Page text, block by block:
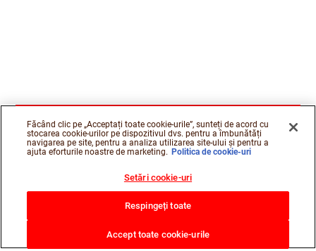
Făcând clic pe „Acceptați toate cookie-urile”, sunteți de acord cu
stocarea cookie-urilor pe dispozitivul dvs. pentru a îmbunătăți
navigarea pe site, pentru a analiza utilizarea site-ului și pentru a
ajuta eforturile noastre de marketing. Politica de cookie-uri
Setări cookie-uri
Respingeți toate
Accept toate cookie-urile